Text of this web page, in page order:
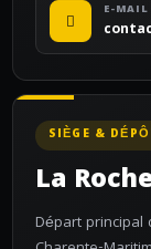
E-MAIL
SIÈGE &
La
Départ principal